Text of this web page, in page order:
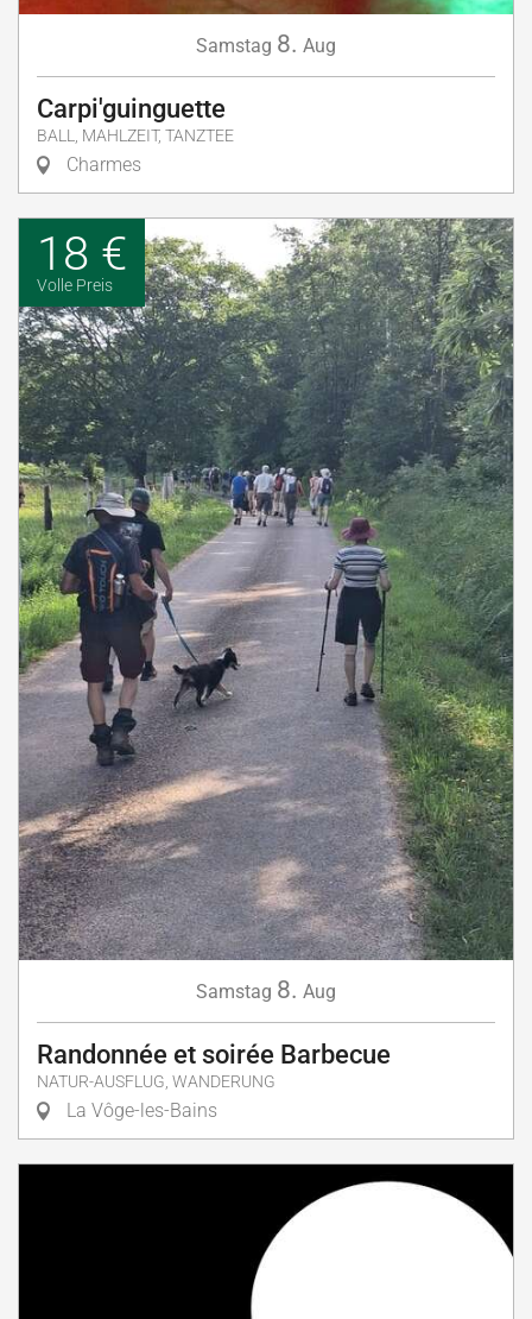
Samstag 8. Aug
Carpi'guinguette
BALL, MAHLZEIT, TANZTEE
Charmes
18 €
Volle Preis
Samstag 8. Aug
Randonnée et soirée Barbecue
NATUR-AUSFLUG, WANDERUNG
La Vôge-les-Bains